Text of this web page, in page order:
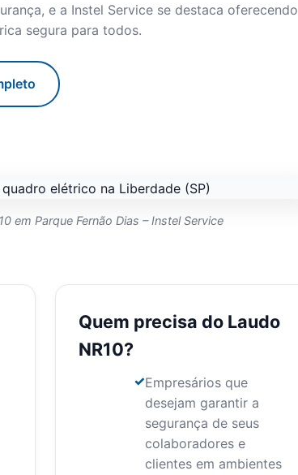
e a Instel Service se destaca oferecendo
segura para todos.
em Parque Fernão Dias – Instel Service
Quem precisa do Laudo
NR10?
Empresários que
desejam garantir a
segurança de seus
colaboradores e
clientes em ambientes